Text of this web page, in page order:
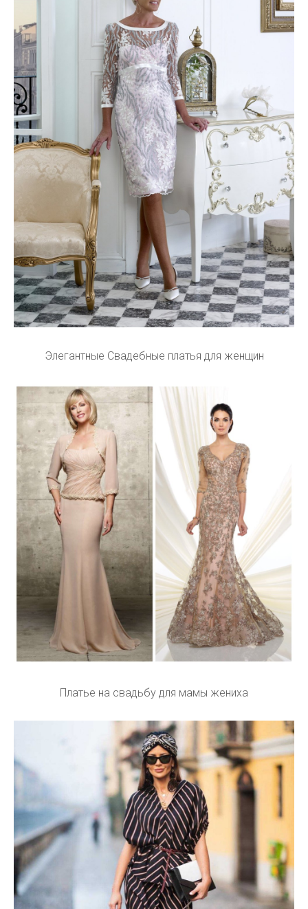
Элегантные Свадебные платья для женщин
Платье на свадьбу для мамы жениха